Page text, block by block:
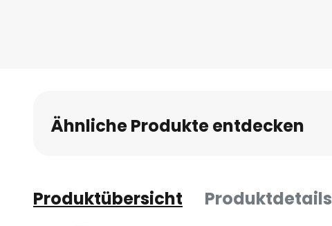
Ähnliche Produkte entdecken
Produktübersicht Produktdetails